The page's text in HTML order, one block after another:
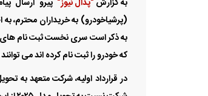
به گزارش"پدال نیوز"
که خودرو را ثبت نام کرده اند می توانند با تکمیل